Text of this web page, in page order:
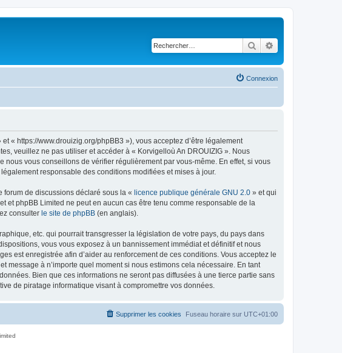
Rechercher
Connexion
« https://www.drouizig.org/phpBB3 »), vous acceptez d’être légalement
veuillez ne pas utiliser et accéder à « Korvigelloù An DROUIZIG ». Nous
vous conseillons de vérifier régulièrement par vous-même. En effet, si vous
responsable des conditions modifiées et mises à jour.
de discussions déclaré sous la « licence publique générale GNU 2.0 » et qui
phpBB Limited ne peut en aucun cas être tenu comme responsable de la
consulter le site de phpBB (en anglais).
etc. qui pourrait transgresser la législation de votre pays, du pays dans
vous vous exposez à un bannissement immédiat et définitif et nous
est enregistrée afin d’aider au renforcement de ces conditions. Vous acceptez le
message à n’importe quel moment si nous estimons cela nécessaire. En tant
Bien que ces informations ne seront pas diffusées à une tierce partie sans
de piratage informatique visant à compromettre vos données.
Fuseau horaire sur UTC+01:00
Supprimer les cookies